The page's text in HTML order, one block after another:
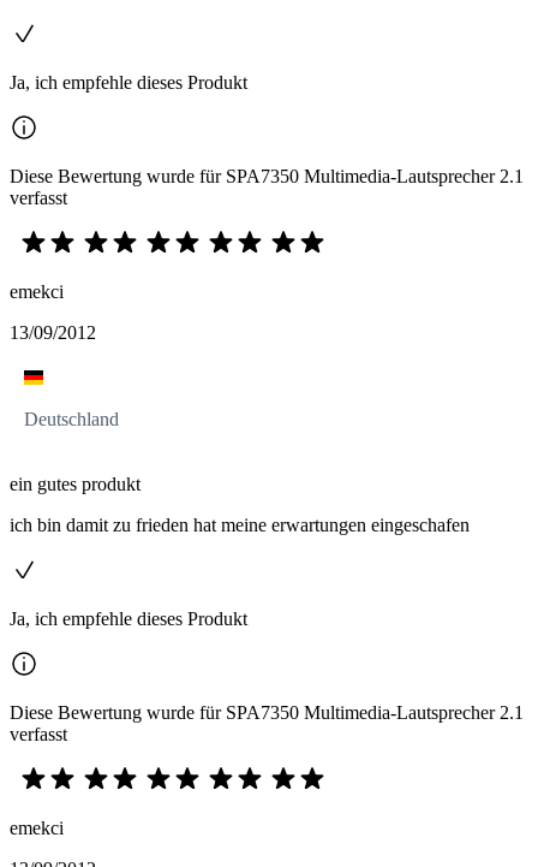
Ja, ich empfehle dieses Produkt
Diese Bewertung wurde für SPA7350 Multimedia-Lautsprecher 2.1
verfasst
emekci
13/09/2012
Deutschland
ein gutes produkt
ich bin damit zu frieden hat meine erwartungen eingeschafen
Ja, ich empfehle dieses Produkt
Diese Bewertung wurde für SPA7350 Multimedia-Lautsprecher 2.1
verfasst
emekci